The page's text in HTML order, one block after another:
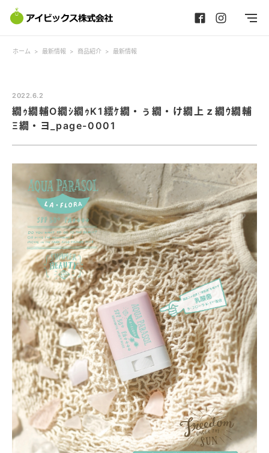
ホーム > 最新情報 > 商品紹介 > 最新情報
2022.6.2
繝ｩ繝輔Ο繝ｼ繝ｩK1繧ｹ繝・ぅ繝・け繝上ｚ繝ｳ繝輔
Ξ繝・ヨ_page-0001